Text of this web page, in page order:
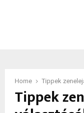
Home Tippek
Tippek